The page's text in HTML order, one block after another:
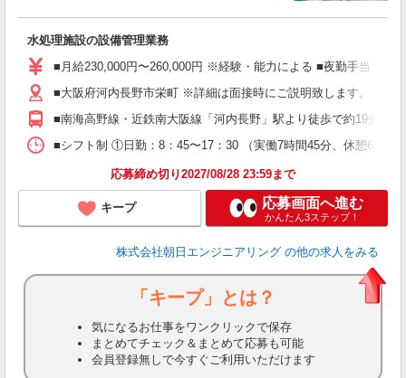
水処理施設の設備管理業務
■月給230,000円〜260,000円 ※経験・能力による ■夜勤手当（
■大阪府河内長野市栄町 ※詳細は面接時にご説明致します。 ◇堺
■南海高野線・近鉄南大阪線「河内長野」駅より徒歩で約19分 ※
■シフト制 ①日勤：8：45〜17：30 （実働7時間45分、休憩60
応募締め切り2027/08/28 23:59まで
キープ 応募画面へ進む
かんたん3ステップ！
株式会社朝日エンジニアリング の他の求人をみる
「キープ」とは？
気になるお仕事をワンクリックで保存
まとめてチェック＆まとめて応募も可能
会員登録無しで今すぐご利用いただけます